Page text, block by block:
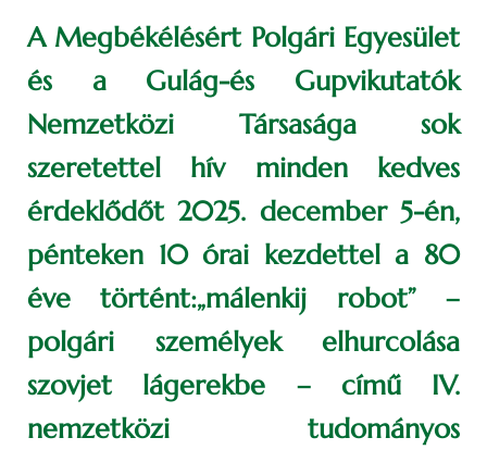
A Megbékélésért Polgári Egyesület
és a Gulág-és Gupvikutatók
Nemzetközi Társasága sok
szeretettel hív minden kedves
érdeklődőt 2025. december 5-én,
pénteken 10 órai kezdettel a 80
éve történt:„málenkij robot” –
polgári személyek elhurcolása
szovjet lágerekbe – című IV.
nemzetközi tudományos